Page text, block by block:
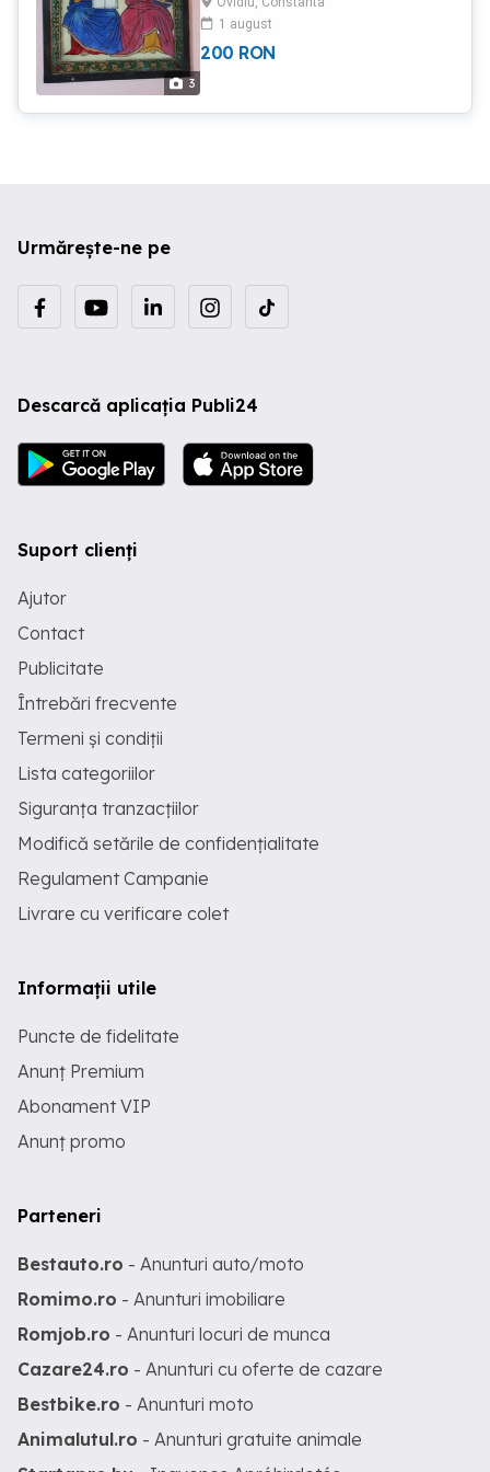
3
1 august
200 RON
Urmărește-ne pe
Descarcă aplicația Publi24
Suport clienți
Ajutor
Contact
Publicitate
Întrebări frecvente
Termeni și condiții
Lista categoriilor
Siguranța tranzacțiilor
Modifică setările de confidențialitate
Regulament Campanie
Livrare cu verificare colet
Informații utile
Puncte de fidelitate
Anunț Premium
Abonament VIP
Anunț promo
Parteneri
Bestauto.ro - Anunturi auto/moto
Romimo.ro - Anunturi imobiliare
Romjob.ro - Anunturi locuri de munca
Cazare24.ro - Anunturi cu oferte de cazare
Bestbike.ro - Anunturi moto
Animalutul.ro - Anunturi gratuite animale